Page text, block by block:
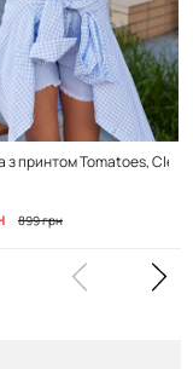
з принтом Tomatoes,
899 грн